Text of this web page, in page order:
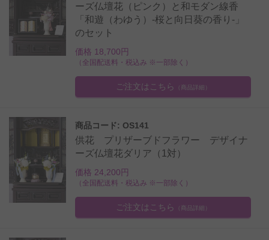
ーズ仏壇花（ピンク）と和モダン線香
「和遊（わゆう）-桜と向日葵の香り-」
のセット
価格 18,700円
（全国配送料・税込み ※一部除く）
ご注文はこちら （商品詳細）
商品コード: OS141
供花 プリザーブドフラワー デザイナ
ーズ仏壇花ダリア（1対）
価格 24,200円
（全国配送料・税込み ※一部除く）
ご注文はこちら （商品詳細）